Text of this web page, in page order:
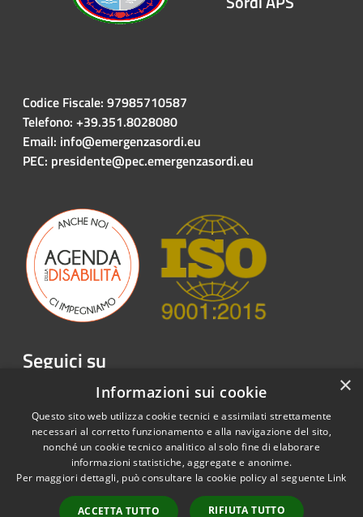
Codice Fiscale: 97985710587
Telefono: +39.351.8028080
Email: info@emergenzasordi.eu
PEC: presidente@pec.emergenzasordi.eu
Seguici su
FacebookTwitterYoutubeInstagramLinkedInTelegram
Accessibilità
Copyright © 2026 • Emergenza
Sordi APS • Powered by
Municipium•
Accesso
×
Informazioni sui cookie
Questo sito web utilizza cookie tecnici e assimilati strettamente
necessari al corretto funzionamento e alla navigazione del sito,
nonché un cookie tecnico analitico al solo fine di elaborare
informazioni statistiche, aggregate e anonime.
Per maggiori dettagli, può consultare la cookie policy al seguente Link
ACCETTA TUTTO RIFIUTA TUTTO